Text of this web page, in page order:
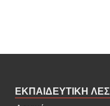
ΕΚΠΑΙΔΕΥΤΙΚΗ